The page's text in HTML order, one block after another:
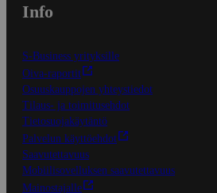
Info
S-Business yrityksille
Oiva-raportit
Osuuskauppojen yhteystiedot
Tilaus- ja toimitusehdot
Tietosuojakäytäntö
Palvelun käyttöehdot
Saavutettavuus
Mobiilisovelluksen saavutettavuus
Mainostajalle